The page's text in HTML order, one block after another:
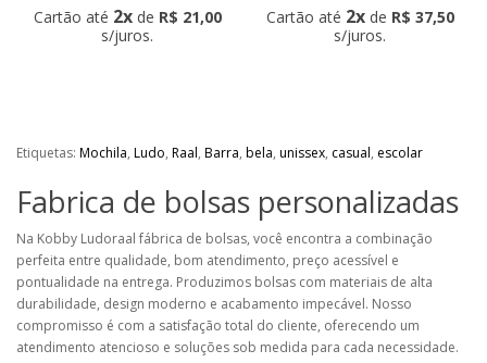
Cartão até 2x de R$ 21,00
s/juros.
Cartão até 2x de R$ 37,50
s/juros.
Etiquetas: Mochila, Ludo, Raal, Barra, bela, unissex, casual, escolar
Fabrica de bolsas personalizadas
Na Kobby Ludoraal fábrica de bolsas, você encontra a combinação
perfeita entre qualidade, bom atendimento, preço acessível e
pontualidade na entrega. Produzimos bolsas com materiais de alta
durabilidade, design moderno e acabamento impecável. Nosso
compromisso é com a satisfação total do cliente, oferecendo um
atendimento atencioso e soluções sob medida para cada necessidade.